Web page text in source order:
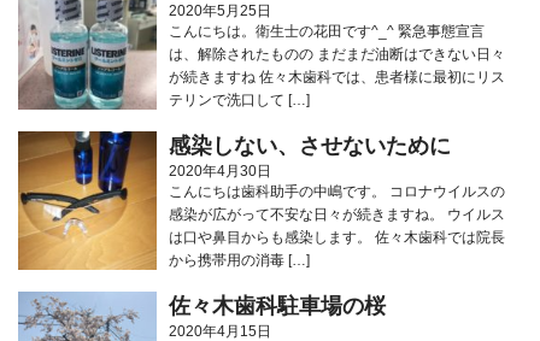
2020年5月25日
こんにちは。衛生士の花田です^_^ 緊急事態宣言
は、解除されたものの まだまだ油断はできない日々
が続きますね 佐々木歯科では、患者様に最初にリス
テリンで洗口して […]
感染しない、させないために
2020年4月30日
こんにちは歯科助手の中嶋です。 コロナウイルスの
感染が広がって不安な日々が続きますね。 ウイルス
は口や鼻目からも感染します。 佐々木歯科では院長
から携帯用の消毒 […]
佐々木歯科駐車場の桜
2020年4月15日